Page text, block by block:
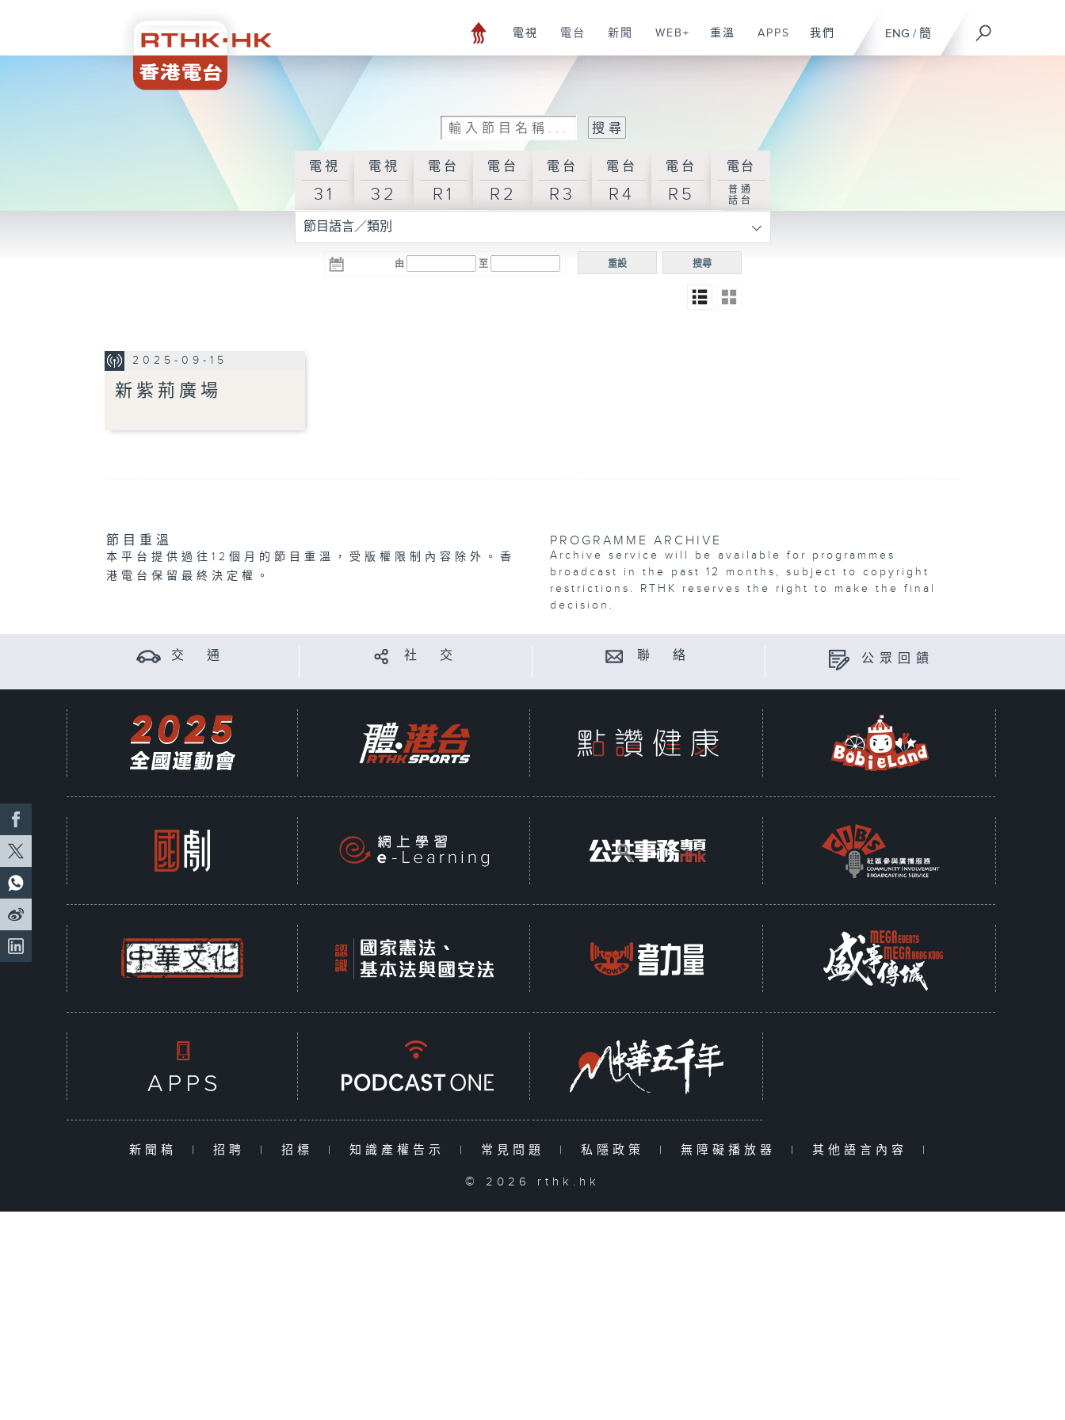
ENG / 簡
電視 電台 新聞 WEB+ 重溫 APPS 我們
電視
31
電視
32
電台
R1
電台
R2
電台
R3
電台
R4
電台
R5
電台
普通
話台
節目語言／類別
由 至 搜尋
重設
2025-09-15
新紫荊廣場
節目重溫
本平台提供過往12個月的節目重溫，受版權限制內容除外。香
港電台保留最終決定權。
PROGRAMME ARCHIVE
Archive service will be available for programmes
broadcast in the past 12 months, subject to copyright
restrictions. RTHK reserves the right to make the final
decision.
交 通 社 交 聯 絡 公眾回饋
新聞稿 | 招聘 | 招標 | 知識產權告示 | 常見問題 | 私隱政策 | 無障礙播放器 | 其他語言內容 |
© 2026 rthk.hk